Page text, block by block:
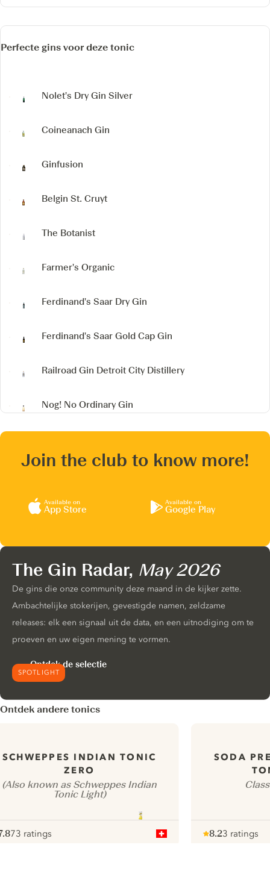
Perfecte gins voor deze tonic
Nolet's Dry Gin Silver
Coineanach Gin
Ginfusion
Belgin St. Cruyt
The Botanist
Farmer's Organic
Ferdinand's Saar Dry Gin
Ferdinand's Saar Gold Cap Gin
Railroad Gin Detroit City Distillery
Nog! No Ordinary Gin
Join the club to know more!
Available on
App Store
Available on
Google Play
SPOTLIGHT
The Gin Radar, May 2026
De gins die onze community deze maand in de kijker zette.
Ambachtelijke stokerijen, gevestigde namen, zeldzame
releases: elk een signaal uit de data, en een uitnodiging om te
proeven en uw eigen mening te vormen.
Ontdek de selectie
Ontdek andere tonics
SCHWEPPES INDIAN TONIC
ZERO
(Also known as Schweppes Indian
Tonic Light)
73 ratings
SODA
8.23 ratings